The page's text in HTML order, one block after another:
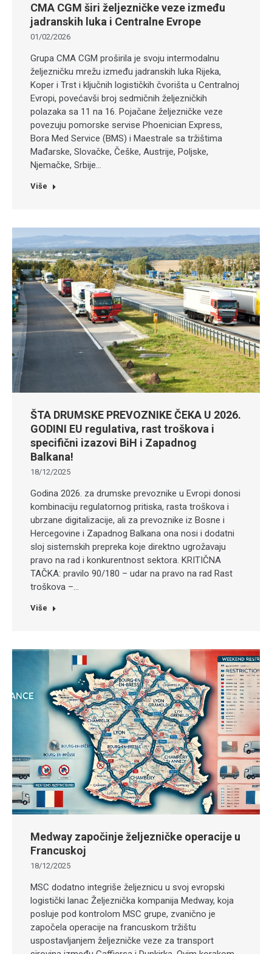
CMA CGM širi željezničke veze između
jadranskih luka i Centralne Evrope
01/02/2026
Grupa CMA CGM proširila je svoju intermodalnu
željezničku mrežu između jadranskih luka Rijeka,
Koper i Trst i ključnih logističkih čvorišta u Centralnoj
Evropi, povećavši broj sedmičnih željezničkih
polazaka sa 11 na 16. Pojačane željezničke veze
povezuju pomorske servise Phoenician Express,
Bora Med Service (BMS) i Maestrale sa tržištima
Mađarske, Slovačke, Češke, Austrije, Poljske,
Njemačke, Srbije…
Više
ŠTA DRUMSKE PREVOZNIKE ČEKA U 2026.
GODINI EU regulativa, rast troškova i
specifični izazovi BiH i Zapadnog
Balkana!
18/12/2025
Godina 2026. za drumske prevoznike u Evropi donosi
kombinaciju regulatornog pritiska, rasta troškova i
ubrzane digitalizacije, ali za prevoznike iz Bosne i
Hercegovine i Zapadnog Balkana ona nosi i dodatni
sloj sistemskih prepreka koje direktno ugrožavaju
pravo na rad i konkurentnost sektora. KRITIČNA
TAČKA: pravilo 90/180 – udar na pravo na rad Rast
troškova –…
Više
Medway započinje željezničke operacije u
Francuskoj
18/12/2025
MSC dodatno integriše željeznicu u svoj evropski
logistički lanac Željeznička kompanija Medway, koja
posluje pod kontrolom MSC grupe, zvanično je
započela operacije na francuskom tržištu
uspostavljanjem željezničke veze za transport